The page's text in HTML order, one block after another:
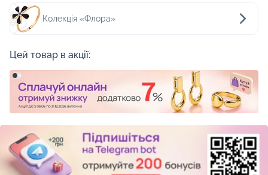
Колекція «Флора»
Цей товар в акції: